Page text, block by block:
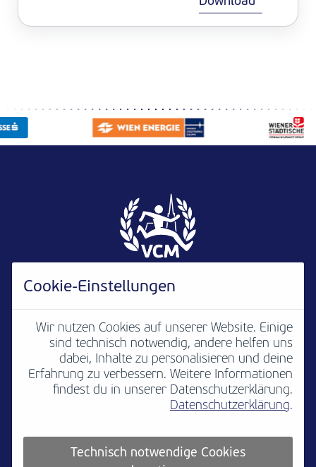
Newsletter B2B Media Kontakt
Jobs Impressum
Teilnahmebedingungen Platzordnung
Cookie-Einstellungen
Wir nutzen Cookies auf unserer Website. Einige
sind technisch notwendig, andere helfen uns
dabei, Inhalte zu personalisieren und deine
Erfahrung zu verbessern. Weitere Informationen
findest du in unserer Datenschutzerklärung.
Datenschutzerklärung.
Technisch notwendige Cookies